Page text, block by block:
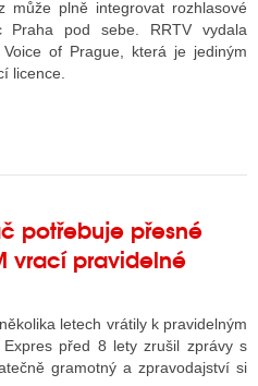
může plně integrovat rozhlasové
Praha pod sebe. RRTV vydala
of Prague, která je jediným
licence.
potřebuje přesné
vrací pravidelné
letech vrátily k pravidelným
před 8 lety zrušil zprávy s
gramotný a zpravodajství si